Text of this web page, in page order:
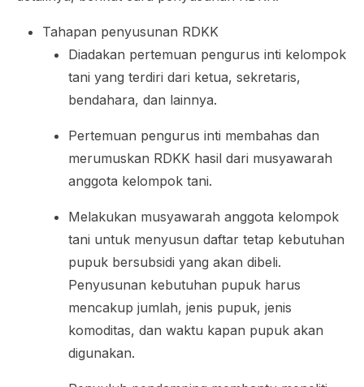
Tahapan penyusunan RDKK
Diadakan pertemuan pengurus inti kelompok
tani yang terdiri dari ketua, sekretaris,
bendahara, dan lainnya.
Pertemuan pengurus inti membahas dan
merumuskan RDKK hasil dari musyawarah
anggota kelompok tani.
Melakukan musyawarah anggota kelompok
tani untuk menyusun daftar tetap kebutuhan
pupuk bersubsidi yang akan dibeli.
Penyusunan kebutuhan pupuk harus
mencakup jumlah, jenis pupuk, jenis
komoditas, dan waktu kapan pupuk akan
digunakan.